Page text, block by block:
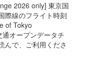
2026 only] 東京国
際線のフライト時刻
of Tokyo
オープンデータチ
んで、ご利用くださ